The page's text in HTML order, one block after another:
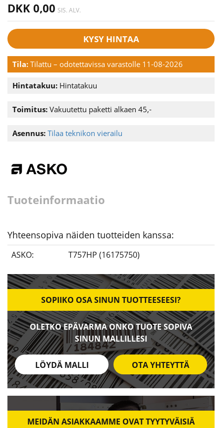
DKK 0,00 SIS. ALV.
KYSY HINTAA
Tila: Tilattu – odotettavissa varastolle 11-08-2026
Hintatakuu: Hintatakuu
Toimitus: Vakuutettu paketti alkaen 45,-
Asennus: Tilaa teknikon vierailu
Tuoteinformaatio
Yhteensopiva näiden tuotteiden kanssa:
ASKO: T757HP (16175750)
SOPIIKO OSA SINUN TUOTTEESEESI?
OLETKO EPÄVARMA ONKO TUOTE SOPIVA
SINUN MALLILLESI
LÖYDÄ MALLI OTA YHTEYTTÄ
MEIDÄN ASIAKKAAMME OVAT TYYTYVÄISIÄ